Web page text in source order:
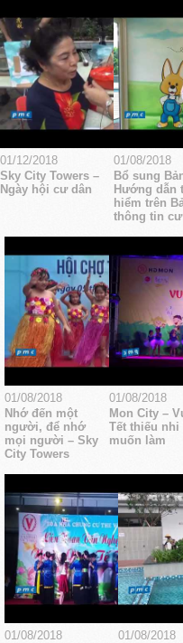
01/12/2018
Sky City Towers –
Ngày hội cư dân
01/08/2018
Bổ sung
Hướng dẫn
hiểm trên
thông tin cư
01/08/2018
Nhớ đến một
người, để nhớ
mọi người – Sky
City Towers
01/08/2018
Mon City –
Tết thiếu nhi
muốn làm
01/08/2018
01/08/2018